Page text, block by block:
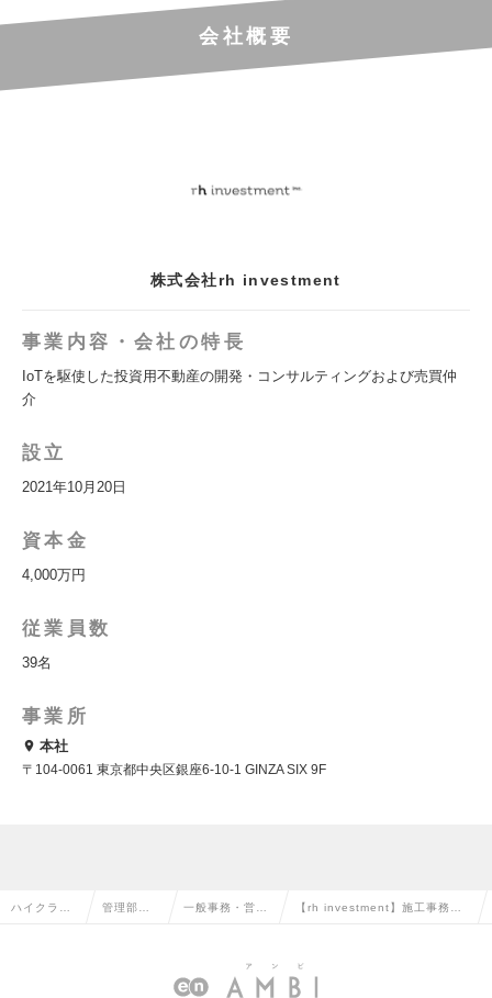
会社概要
株式会社rh investment
事業内容・会社の特長
IoTを駆使した投資用不動産の開発・コンサルティングおよび売買仲
介
設立
2021年10月20日
資本金
4,000万円
従業員数
39名
事業所
本社
〒104-0061 東京都中央区銀座6-10-1 GINZA SIX 9F
ハイクラス 管理部門 一般事務・営業 【rh investment】施工事務